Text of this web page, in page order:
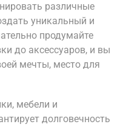
различные
уникальный и
продумайте
до аксессуаров, и вы
мечты, место для
мебели и
долговечность